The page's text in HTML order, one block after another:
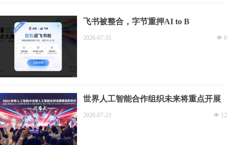
飞书被整合，字节重押AI to B
넶 6
2026-07-31
世界人工智能合作组织未来将重点开展
三方面工作
넶 12
2026-07-21